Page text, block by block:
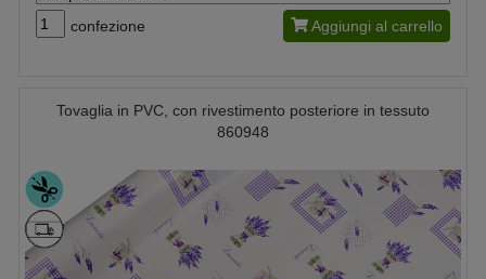
confezione Aggiungi al carrello
Tovaglia in PVC, con rivestimento posteriore in tessuto
860948